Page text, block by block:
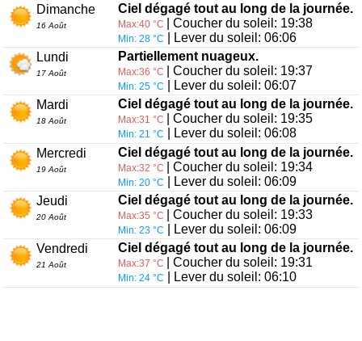
Dimanche
16 Août
Ciel dégagé tout au long de la journée.
Max:40 °C | Coucher du soleil: 19:38
Min: 28 °C
| Lever du soleil: 06:06
Lundi
17 Août
Partiellement nuageux.
Max:36 °C | Coucher du soleil: 19:37
Min: 25 °C
| Lever du soleil: 06:07
Mardi
18 Août
Ciel dégagé tout au long de la journée.
Max:31 °C | Coucher du soleil: 19:35
Min: 21 °C
| Lever du soleil: 06:08
Mercredi
19 Août
Ciel dégagé tout au long de la journée.
Max:32 °C | Coucher du soleil: 19:34
Min: 20 °C
| Lever du soleil: 06:09
Jeudi
20 Août
Ciel dégagé tout au long de la journée.
Max:35 °C | Coucher du soleil: 19:33
Min: 23 °C
| Lever du soleil: 06:09
Vendredi
21 Août
Ciel dégagé tout au long de la journée.
Max:37 °C | Coucher du soleil: 19:31
Min: 24 °C | Lever du soleil: 06:10